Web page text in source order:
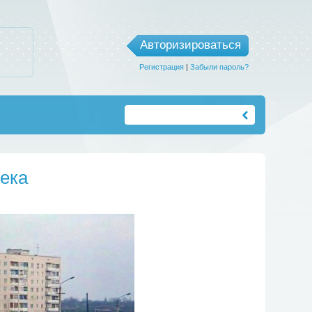
Авторизироваться
Регистрация| Забыли пароль?